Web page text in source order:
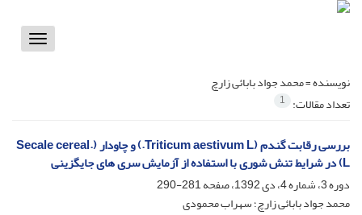
Toggle
نویسنده =محمد جواد بابائی زارچ
تعداد مقالات: 1
بررسی رقابت گندم (Triticum aestivum L.) و چاودار (.Secale cereal
L) در شرایط تنش شوری با استفاده از آزمایش سری های جایگزینی
دوره 3، شماره 4، دی 1392، صفحه
281-290
محمد جواد بابائی زارچ؛ سهراب محمودی